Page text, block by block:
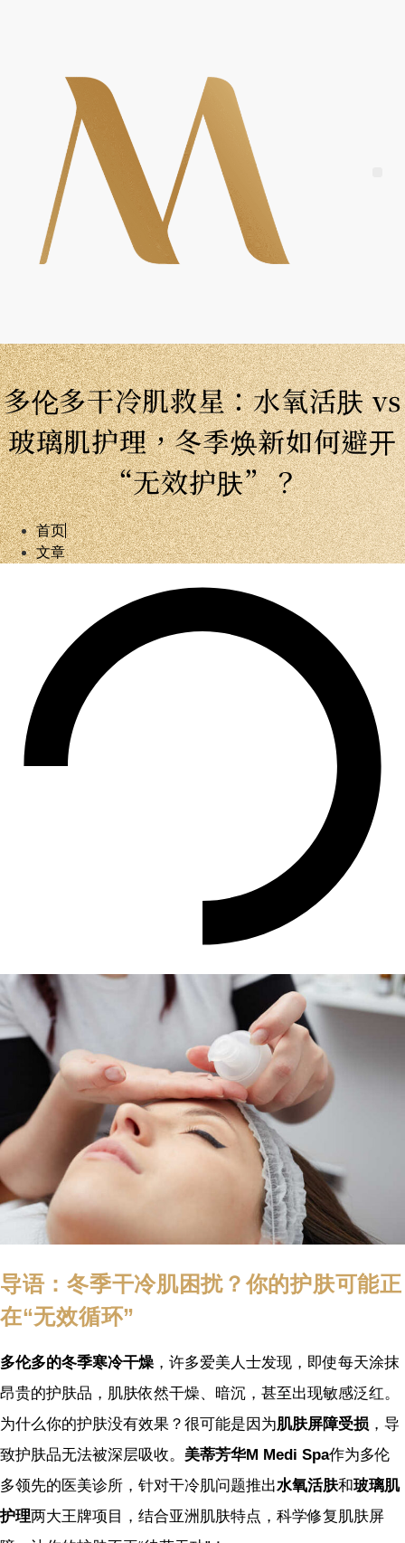
多伦多干冷肌救星：水氧活肤 vs
玻璃肌护理，冬季焕新如何避开
“无效护肤”？
首页
文章
导语：冬季干冷肌困扰？你的护肤可能正
在“无效循环”
多伦多的冬季寒冷干燥 ，许多爱美人士发现，即使每天涂抹
昂贵的护肤品，肌肤依然干燥、暗沉，甚至出现敏感泛红。
为什么你的护肤没有效果？很可能是因为肌肤屏障受损 ，导
致护肤品无法被深层吸收。 美蒂芳华M Medi Spa作为多伦
多领先的医美诊所，针对干冷肌问题推出水氧活肤和玻璃肌
护理两大王牌项目，结合亚洲肌肤特点，科学修复肌肤屏